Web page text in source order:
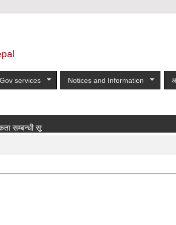
services Notices and Information
सूचना!